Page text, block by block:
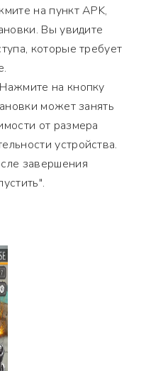
на пункт APK,
Вы увидите
которые требует
Нажмите на кнопку
может занять
от размера
устройства.
завершения